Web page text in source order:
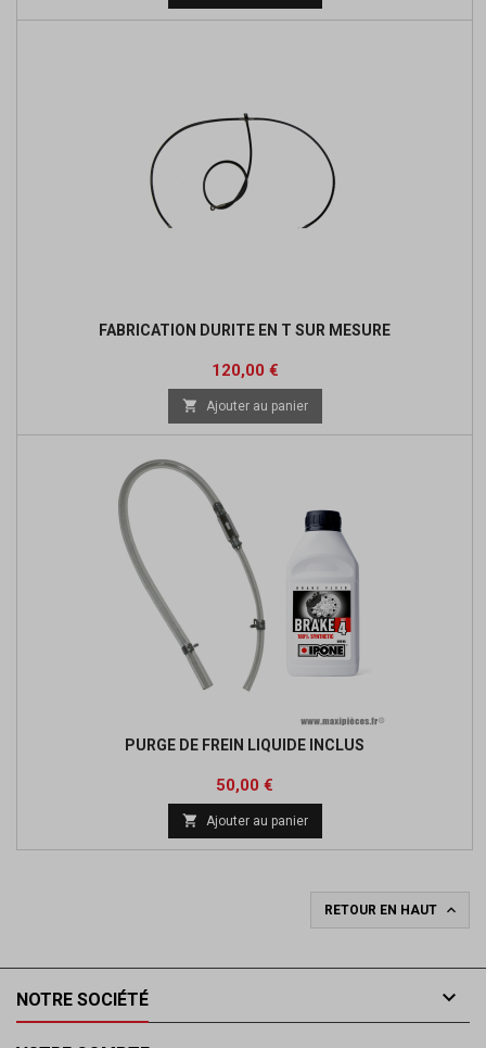
FABRICATION DURITE EN T SUR MESURE
Prix
120,00 €
 Ajouter au panier
PURGE DE FREIN LIQUIDE INCLUS
Prix
50,00 €
 Ajouter au panier
RETOUR EN HAUT 
NOTRE SOCIÉTÉ 